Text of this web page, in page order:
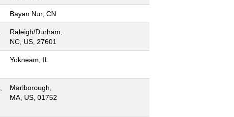
Bayan Nur, CN
Raleigh/Durham,
NC, US, 27601
Yokneam, IL
Marlborough,
MA, US, 01752